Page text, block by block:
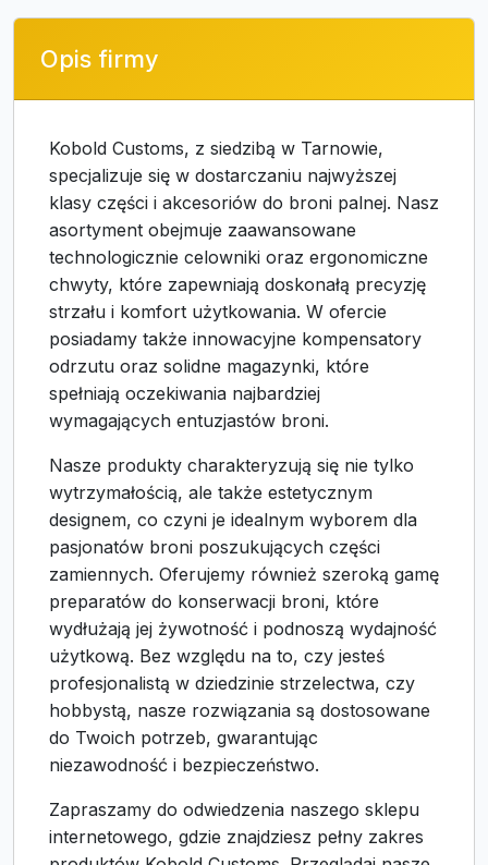
Opis firmy
Kobold Customs, z siedzibą w Tarnowie,
specjalizuje się w dostarczaniu najwyższej
klasy części i akcesoriów do broni palnej. Nasz
asortyment obejmuje zaawansowane
technologicznie celowniki oraz ergonomiczne
chwyty, które zapewniają doskonałą precyzję
strzału i komfort użytkowania. W ofercie
posiadamy także innowacyjne kompensatory
odrzutu oraz solidne magazynki, które
spełniają oczekiwania najbardziej
wymagających entuzjastów broni.
Nasze produkty charakteryzują się nie tylko
wytrzymałością, ale także estetycznym
designem, co czyni je idealnym wyborem dla
pasjonatów broni poszukujących części
zamiennych. Oferujemy również szeroką gamę
preparatów do konserwacji broni, które
wydłużają jej żywotność i podnoszą wydajność
użytkową. Bez względu na to, czy jesteś
profesjonalistą w dziedzinie strzelectwa, czy
hobbystą, nasze rozwiązania są dostosowane
do Twoich potrzeb, gwarantując
niezawodność i bezpieczeństwo.
Zapraszamy do odwiedzenia naszego sklepu
internetowego, gdzie znajdziesz pełny zakres